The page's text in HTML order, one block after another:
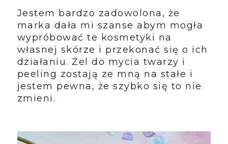
Jestem bardzo zadowolona, że
marka dała mi szanse abym mogła
wypróbować te kosmetyki na
własnej skórze i przekonać się o ich
działaniu. Żel do mycia twarzy i
peeling zostają ze mną na stałe i
jestem pewna, że szybko się to nie
zmieni.